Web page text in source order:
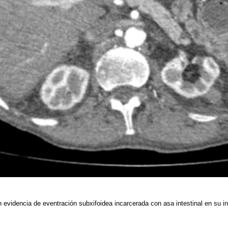
evidencia de eventración subxifoidea incarcerada con asa intestinal en su